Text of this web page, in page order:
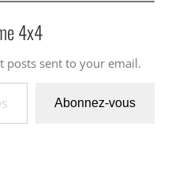
4x4
posts sent to your email.
Abonnez-vous